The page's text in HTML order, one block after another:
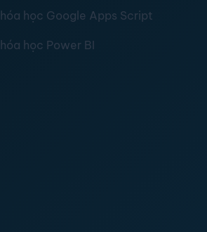
học Google Apps Script
học Power BI